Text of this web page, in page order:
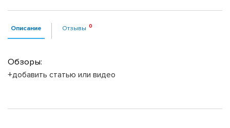
Описание Отзывы
Обзоры:
+добавить статью или видео